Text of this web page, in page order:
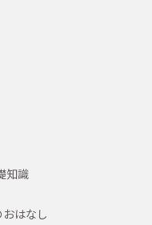
知識
はなし